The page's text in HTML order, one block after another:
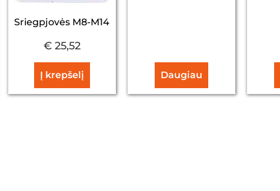
Sriegpjovės M8-M14
€25,52
Į krepšelį Daugiau